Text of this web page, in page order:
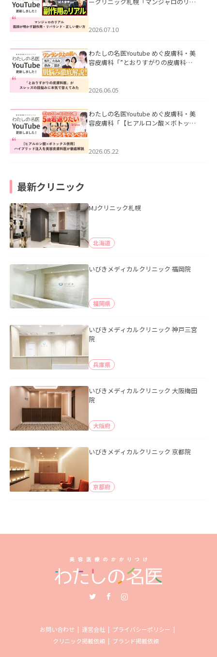
た。
2026.07.10
わたしの名医Youtube めぐ皮膚科・美
容皮膚科「”とおりすがりの皮膚科
2026.06.05
わたしの名医Youtube めぐ皮膚科・美
容皮膚科「【ヒアルロン酸×ボトック
た。
2026.05.22
最新クリニック
MJクリニック札幌
北海道
いびきメディカルクリニック 福岡院
福岡県
いびきメディカルクリニック 神戸三宮
院
兵庫県
いびきメディカルクリニック 大阪梅田
院
大阪府
いびきメディカルクリニック 京都院
京都府
お問い合わせ 運営会社
プライバシーポリシー
クリニック掲載依頼
ブランド掲載依頼